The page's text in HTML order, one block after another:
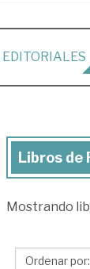
EDITORIALES
Libros
Feijoo,
Jerónimo
Libros de
Mostrando